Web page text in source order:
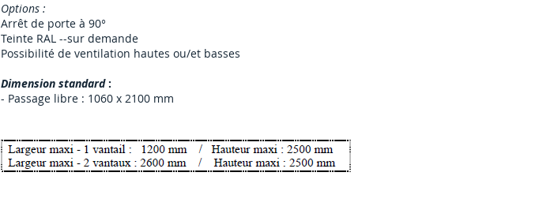
Options :
Arrêt de porte à 90°
Teinte RAL --sur demande
Possibilité de ventilation hautes ou/et basses
Dimension standard:
- Passage libre : 1060 x 2100 mm